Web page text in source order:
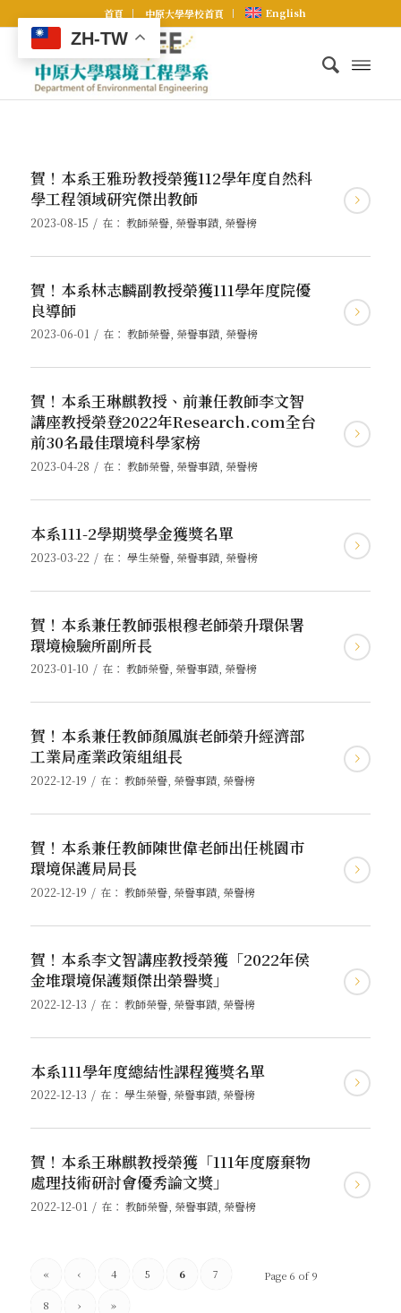
首頁 中原大學學校首頁 English
賀！本系王雅玢教授榮獲112學年度自然科
學工程領域研究傑出教師
2023-08-15 / 在： 教師榮譽, 榮譽事蹟, 榮譽榜
賀！本系林志麟副教授榮獲111學年度院優
良導師
2023-06-01 / 在： 教師榮譽, 榮譽事蹟, 榮譽榜
賀！本系王琳麒教授、前兼任教師李文智
講座教授榮登2022年Research.com全台
前30名最佳環境科學家榜
2023-04-28 / 在： 教師榮譽, 榮譽事蹟, 榮譽榜
本系111-2學期獎學金獲獎名單
2023-03-22 / 在： 學生榮譽, 榮譽事蹟, 榮譽榜
賀！本系兼任教師張根穆老師榮升環保署
環境檢驗所副所長
2023-01-10 / 在： 教師榮譽, 榮譽事蹟, 榮譽榜
賀！本系兼任教師顏鳳旗老師榮升經濟部
工業局產業政策組組長
2022-12-19 / 在： 教師榮譽, 榮譽事蹟, 榮譽榜
賀！本系兼任教師陳世偉老師出任桃園市
環境保護局局長
2022-12-19 / 在： 教師榮譽, 榮譽事蹟, 榮譽榜
賀！本系李文智講座教授榮獲「2022年侯
金堆環境保護類傑出榮譽獎」
2022-12-13 / 在： 教師榮譽, 榮譽事蹟, 榮譽榜
本系111學年度總結性課程獲獎名單
2022-12-13 / 在： 學生榮譽, 榮譽事蹟, 榮譽榜
賀！本系王琳麒教授榮獲「111年度廢棄物
處理技術研討會優秀論文獎」
2022-12-01 / 在： 教師榮譽, 榮譽事蹟, 榮譽榜
Page 6 of 9
« ‹ 4 5 6 7
8 › »
ZH-TW